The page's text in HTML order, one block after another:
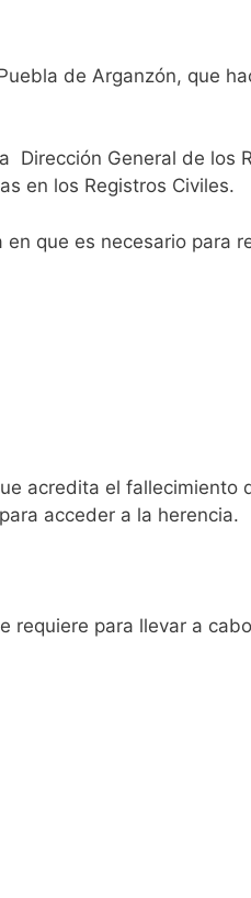
de Arganzón, que
Dirección General de los
en los Registros Civiles.
que es necesario para
acredita el fallecimiento
acceder a la herencia.
requiere para llevar a